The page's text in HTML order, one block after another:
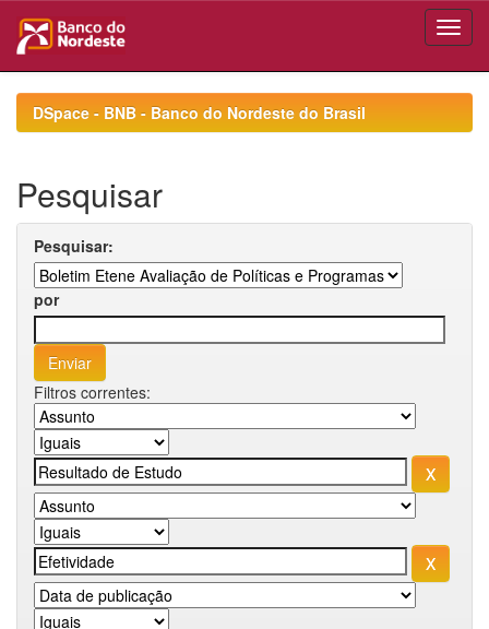
navigationDSpace - BNB - Banco do Nordeste do Brasil
Pesquisar
Pesquisar:
por
Filtros correntes: